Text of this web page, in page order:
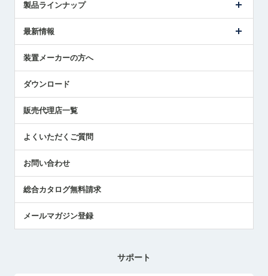
ごあいさつ
受賞履歴
採用情報
国/地域/言語
製品ラインナップ
ツールセッタ製品
エアマイクロセンサ製品
最新情報
メトロールの技術
社員ブログ
中小企業のBCP地震対策
センサのテクニカルガイド
社長ブログ
装置メーカーの方へ
ダウンロード
販売代理店一覧
よくいただくご質問
お問い合わせ
総合カタログ無料請求
メールマガジン登録
サポート